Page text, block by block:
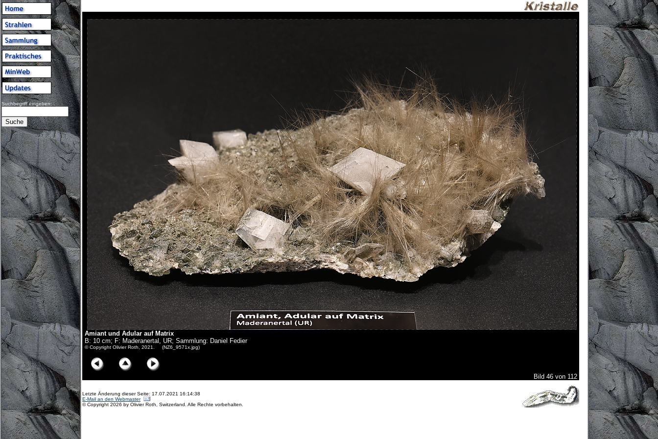
Suchbegriff eingeben:
Amiant und Adular auf Matrix
B: 10 cm; F: Maderanertal, UR; Sammlung: Daniel Fedier
© Copyright Olivier Roth, 2021. (NZ6_9571x.jpg)
Bild 46 von 112
Letzte Änderung dieser Seite: 17.07.2021 16:14:38
E-Mail an den Webmaster
© Copyright 2026 by Olivier Roth, Switzerland. Alle Rechte vorbehalten.